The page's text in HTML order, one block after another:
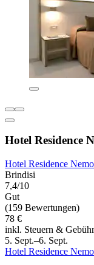
Hotel Residence
Hotel Residence Nemo
Brindisi
7,4/10
Gut
(159 Bewertungen)
78 €
inkl. Steuern &
5. Sept.–6. Sept.
Hotel Residence Nemo